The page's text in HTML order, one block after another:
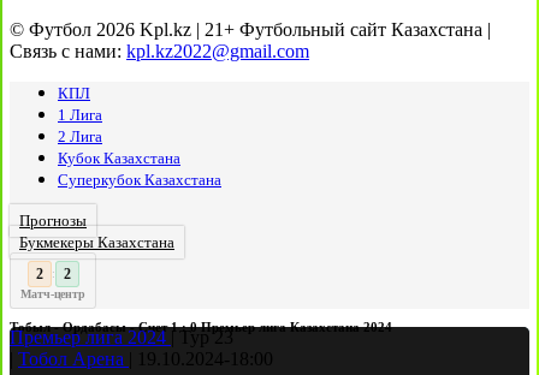
© Футбол 2026 Kpl.kz | 21+ Футбольный сайт Казахстана |
Связь с нами: kpl.kz2022@gmail.com
КПЛ
1 Лига
2 Лига
Кубок Казахстана
Суперкубок Казахстана
Прогнозы
Букмекеры Казахстана
3 : 2
Матч-центр
Тобыл - Ордабасы - Счет 1 : 0 Премьер лига Казахстана 2024
Премьер лига 2024 | Тур 23
Тобол Арена 19.10.2024- 18:00